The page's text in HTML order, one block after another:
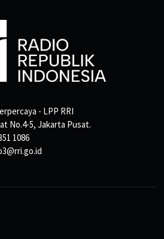
- LPP RRI
No.4-5, Jakarta Pusat.
1086